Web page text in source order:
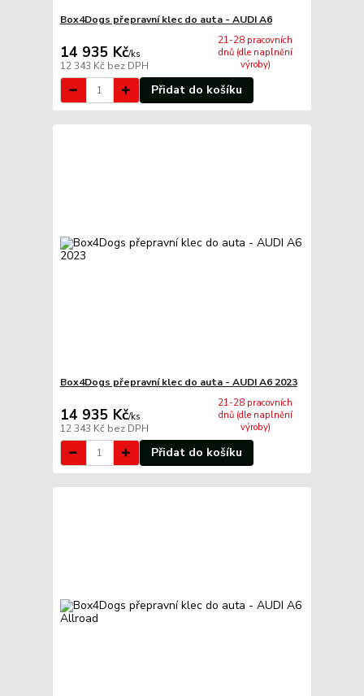
Box4Dogs přepravní klec do auta - AUDI A6
14 935 Kč/ks
12 343 Kč bez DPH
21-28 pracovních
dnů (dle naplnění
výroby)
Přidat do košíku
Box4Dogs přepravní klec do auta - AUDI A6 2023
14 935 Kč/ks
12 343 Kč bez DPH
21-28 pracovních
dnů (dle naplnění
výroby)
Přidat do košíku